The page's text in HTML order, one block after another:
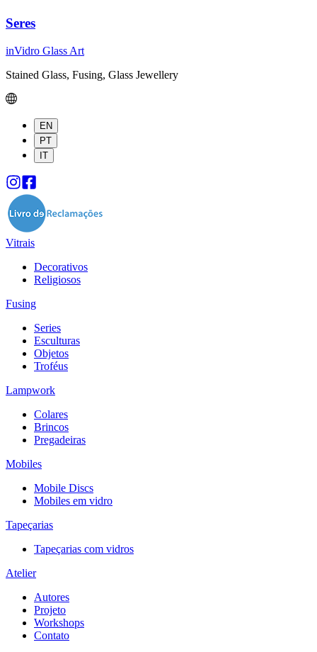
Seres
inVidro Glass Art
Stained Glass, Fusing, Glass Jewellery
EN
PT
IT
Vitrais
Decorativos
Religiosos
Fusing
Series
Esculturas
Objetos
Troféus
Lampwork
Colares
Brincos
Pregadeiras
Mobiles
Mobile Discs
Mobiles em vidro
Tapeçarias
Tapeçarias com vidros
Atelier
Autores
Projeto
Workshops
Contato